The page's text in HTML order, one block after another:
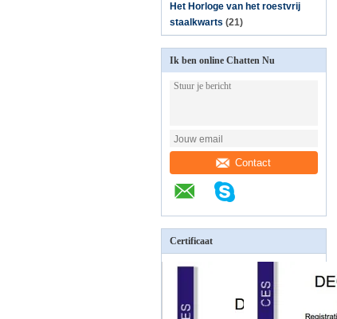
Het Horloge van het roestvrij
staalkwarts (21)
Ik ben online Chatten Nu
Contact
Certificaat